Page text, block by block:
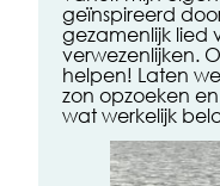
geïnspireerd
gezamenlijk lied
verwezenlijken.
helpen! Laten
zon opzoeken
wat werkelijk